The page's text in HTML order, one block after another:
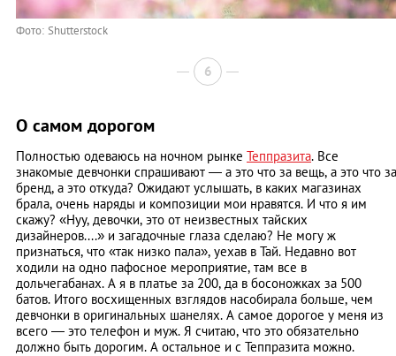
Фото: Shutterstock
6
О самом дорогом
Полностью одеваюсь на ночном рынке Теппразита. Все
знакомые девчонки спрашивают — а это что за вещь, а это что за
бренд, а это откуда? Ожидают услышать, в каких магазинах
брала, очень наряды и композиции мои нравятся. И что я им
скажу? «Нуу, девочки, это от неизвестных тайских
дизайнеров....» и загадочные глаза сделаю? Не могу ж
признаться, что «так низко пала», уехав в Тай. Недавно вот
ходили на одно пафосное мероприятие, там все в
дольчегабанах. А я в платье за 200, да в босоножках за 500
батов. Итого восхищенных взглядов насобирала больше, чем
девчонки в оригинальных шанелях. А самое дорогое у меня из
всего — это телефон и муж. Я считаю, что это обязательно
должно быть дорогим. А остальное и с Теппразита можно.